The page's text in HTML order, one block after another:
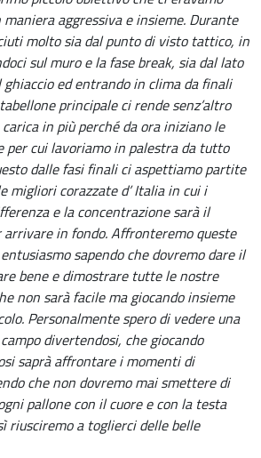
aggressiva e insieme. Durante
molto sia dal punto di visto tattico, in
sul muro e la fase break, sia dal lato
ed entrando in clima da finali
principale ci rende senz’altro
in più perché da ora iniziano le
per cui lavoriamo in palestra da tutto
dalle fasi finali ci aspettiamo partite
migliori corazzate d’ Italia in cui i
e la concentrazione sarà il
in fondo. Affronteremo queste
sapendo che dovremo dare il
bene e dimostrare tutte le nostre
non sarà facile ma giocando insieme
Personalmente spero di vedere una
divertendosi, che giocando
saprà affrontare i momenti di
che non dovremo mai smettere di
pallone con il cuore e con la testa
riusciremo a toglierci delle belle